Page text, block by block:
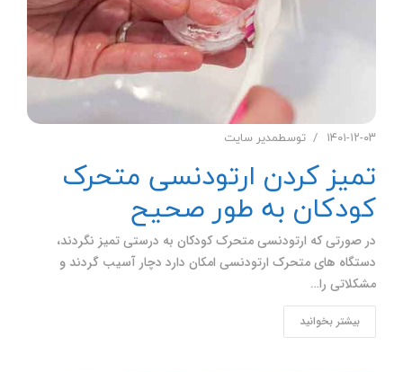
۱۴۰۱-۱۲-۰۳ توسطمدیر سایت
تمیز کردن ارتودنسی متحرک
کودکان به طور صحیح
در صورتی که ارتودنسی متحرک کودکان به درستی تمیز نگردند،
دستگاه های متحرک ارتودنسی امکان دارد دچار آسیب گردند و
مشکلاتی را…
بیشتر بخوانید